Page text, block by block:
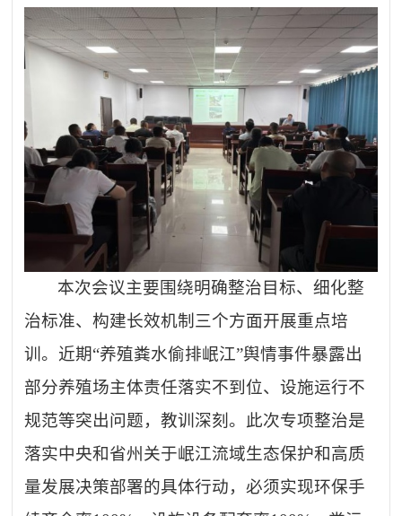
本次会议主要围绕明确整治目标、细化整
治标准、构建长效机制三个方面开展重点培
训。近期“养殖粪水偷排岷江”舆情事件暴露出
部分养殖场主体责任落实不到位、设施运行不
规范等突出问题，教训深刻。此次专项整治是
落实中央和省州关于岷江流域生态保护和高质
量发展决策部署的具体行动，必须实现环保手